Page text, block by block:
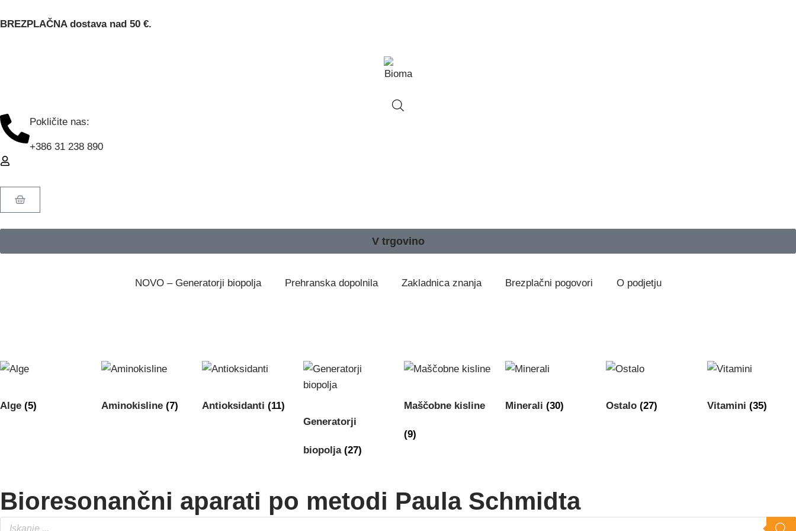
BREZPLAČNA dostava nad 50 €.
Pokličite nas:
+386 31 238 890
V trgovino
NOVO – Generatorji biopolja Prehranska dopolnila Zakladnica znanja Brezplačni pogovori O podjetju
Alge (5) Aminokisline (7) Antioksidanti (11)
Generatorji
biopolja (27)
Maščobne kisline
(9)
Minerali (30) Ostalo (27) Vitamini (35)
Bioresonančni aparati po metodi Paula Schmidta